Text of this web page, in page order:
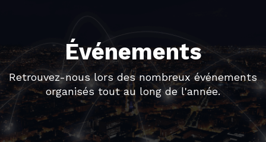
Événements
Retrouvez-nous lors des nombreux événements
organisés tout au long de l'année.